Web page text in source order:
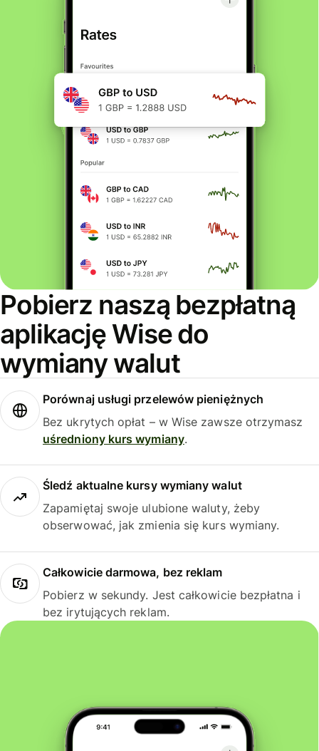
Pobierz naszą bezpłatną
aplikację Wise do
wymiany walut
Porównaj usługi przelewów pieniężnych
Bez ukrytych opłat – w Wise zawsze otrzymasz
uśredniony kurs wymiany.
Śledź aktualne kursy wymiany walut
Zapamiętaj swoje ulubione waluty, żeby
obserwować, jak zmienia się kurs wymiany.
Całkowicie darmowa, bez reklam
Pobierz w sekundy. Jest całkowicie bezpłatna i
bez irytujących reklam.